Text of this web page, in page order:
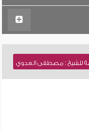
للشيخ : مصطفى العدوي